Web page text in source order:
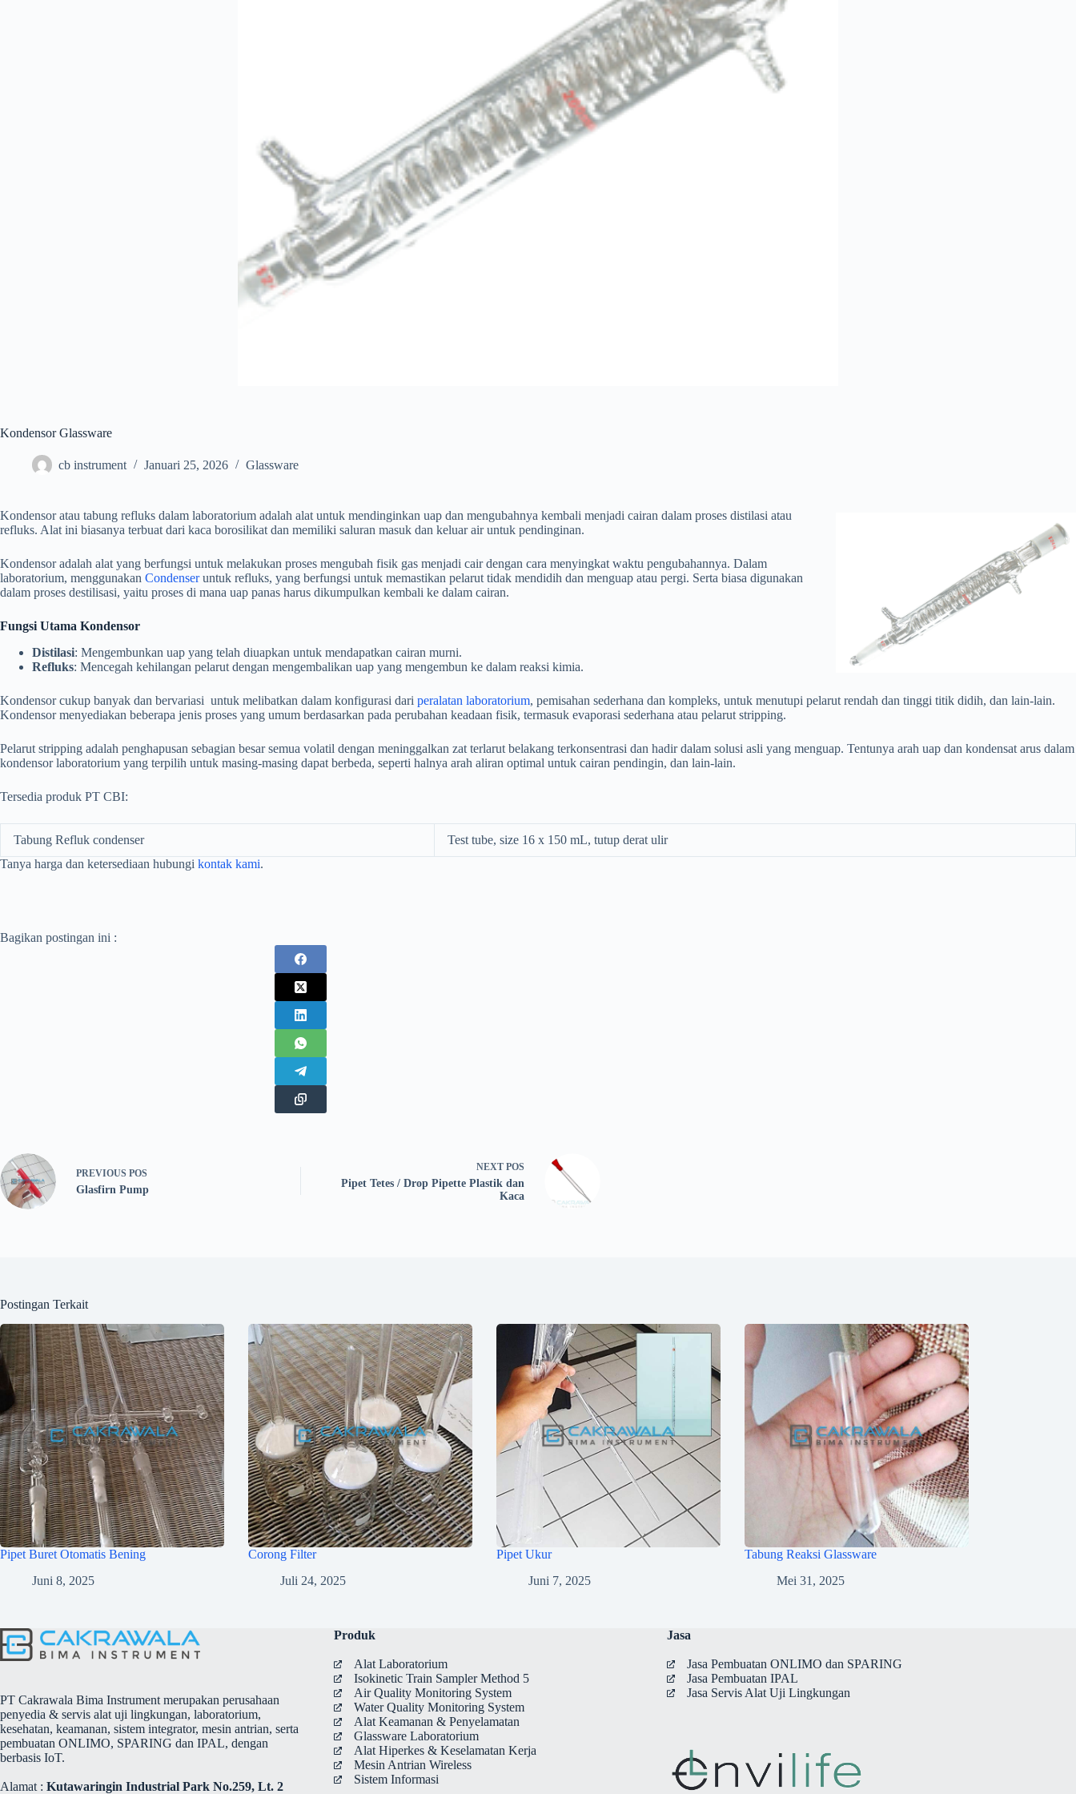
Kondensor Glassware
cb instrument Januari 25, 2026 Glassware
Kondensor atau tabung refluks dalam laboratorium adalah alat untuk mendinginkan uap dan mengubahnya kembali menjadi cairan dalam proses distilasi atau
refluks. Alat ini biasanya terbuat dari kaca borosilikat dan memiliki saluran masuk dan keluar air untuk pendinginan.
Kondensor adalah alat yang berfungsi untuk melakukan proses mengubah fisik gas menjadi cair dengan cara menyingkat waktu pengubahannya. Dalam
laboratorium, menggunakan Condenseruntuk refluks, yang berfungsi untuk memastikan pelarut tidak mendidih dan menguap atau pergi. Serta biasa digunakan
dalam proses destilisasi, yaitu proses di mana uap panas harus dikumpulkan kembali ke dalam cairan.
Fungsi Utama Kondensor
Distilasi: Mengembunkan uap yang telah diuapkan untuk mendapatkan cairan murni.
Refluks: Mencegah kehilangan pelarut dengan mengembalikan uap yang mengembun ke dalam reaksi kimia.
Kondensor cukup banyak dan bervariasi untuk melibatkan dalam konfigurasi dari peralatan laboratorium, pemisahan sederhana dan kompleks, untuk menutupi pelarut rendah dan tinggi titik didih, dan lain-lain.
Kondensor menyediakan beberapa jenis proses yang umum berdasarkan pada perubahan keadaan fisik, termasuk evaporasi sederhana atau pelarut stripping.
Pelarut stripping adalah penghapusan sebagian besar semua volatil dengan meninggalkan zat terlarut belakang terkonsentrasi dan hadir dalam solusi asli yang menguap. Tentunya arah uap dan kondensat arus dalam
kondensor laboratorium yang terpilih untuk masing-masing dapat berbeda, seperti halnya arah aliran optimal untuk cairan pendingin, dan lain-lain.
Tersedia produk PT CBI:
Tabung Refluk condenser
Test tube, size 16 x 150 mL, tutup derat ulir
Tanya harga dan ketersediaan hubungi kontak kami.
Bagikan postingan ini :
PREVIOUS POS
Glasfirn Pump
NEXT POS
Pipet Tetes / Drop Pipette Plastik dan
Kaca
Postingan Terkait
Pipet Buret Otomatis Bening
Juni 8, 2025
Corong Filter
Juli 24, 2025
Pipet Ukur
Juni 7, 2025
Tabung Reaksi Glassware
Mei 31, 2025
PT Cakrawala Bima Instrument merupakan perusahaan
penyedia & servis alat uji lingkungan, laboratorium,
kesehatan, keamanan, sistem integrator, mesin antrian, serta
pembuatan ONLIMO, SPARING dan IPAL, dengan
berbasis IoT.
Alamat : Kutawaringin Industrial Park No.259, Lt. 2
Produk
Alat Laboratorium
Isokinetic Train Sampler Method 5
Air Quality Monitoring System
Water Quality Monitoring System
Alat Keamanan & Penyelamatan
Glassware Laboratorium
Alat Hiperkes & Keselamatan Kerja
Mesin Antrian Wireless
Sistem Informasi
Jasa
Jasa Pembuatan ONLIMO dan SPARING
Jasa Pembuatan IPAL
Jasa Servis Alat Uji Lingkungan